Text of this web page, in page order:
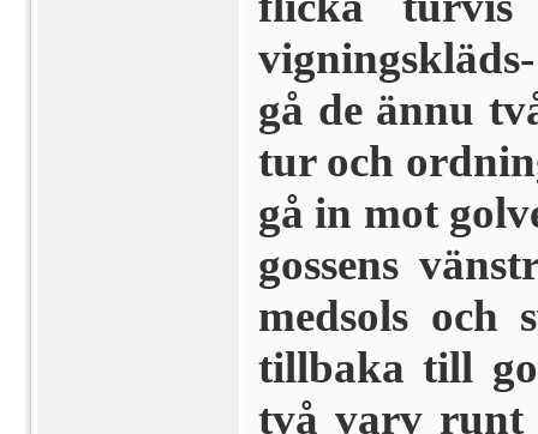
gå de ännu
tur och
gå in mot
gossens
medsols och
tillbaka till
två varv runt